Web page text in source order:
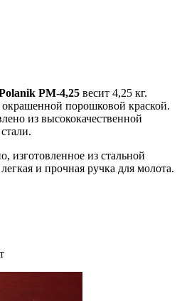
PM-4,25 весит 4,25 кг.
порошковой краской.
из высококачественной
изготовленное из стальной
и прочная ручка для молота.